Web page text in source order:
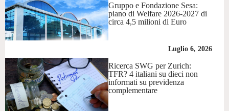
Gruppo e Fondazione Sesa:
piano di Welfare 2026-2027 di
circa 4,5 milioni di Euro
Luglio 6, 2026
Ricerca SWG per Zurich:
TFR? 4 italiani su dieci non
informati su previdenza
complementare